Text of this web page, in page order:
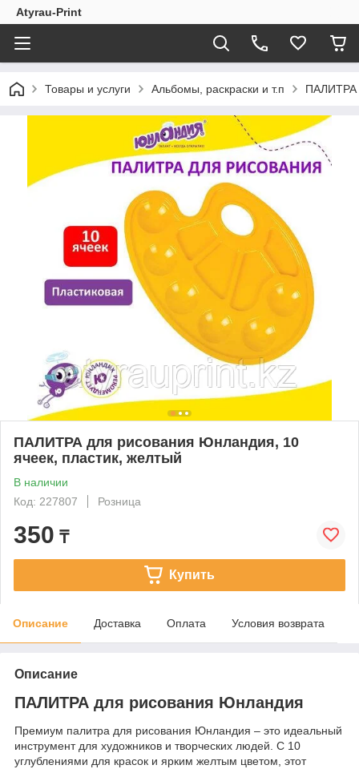
Atyrau-Print
Товары и услуги Альбомы, раскраски и т.п ПАЛИТРА
ПАЛИТРА для рисования Юнландия, 10
ячеек, пластик, желтый
В наличии
Код: 227807
Розница
350 ₸
Купить
Описание Доставка Оплата Условия возврата
Описание
ПАЛИТРА для рисования Юнландия
Премиум палитра для рисования Юнландия – это идеальный
инструмент для художников и творческих людей. С 10
углублениями для красок и ярким желтым цветом, этот